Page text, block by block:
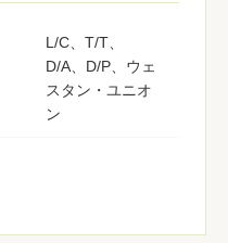
L/C、T/T、
D/A、D/P、ウェ
スタン・ユニオ
ン